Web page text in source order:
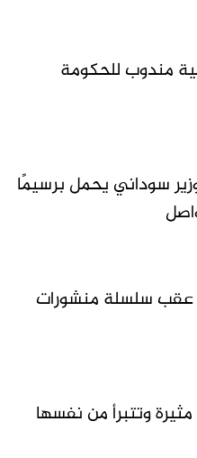
مندوب للحكومة
سوداني يحمل برسيمًا
عقب سلسلة منشورات
وتتبرأ من نفسها